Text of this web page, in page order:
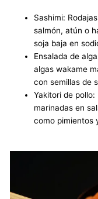
Sashimi:
salmón, atún o
soja baja en
Ensalada de
algas wakame
con semillas de
Yakitori de
marinadas en
como pimientos